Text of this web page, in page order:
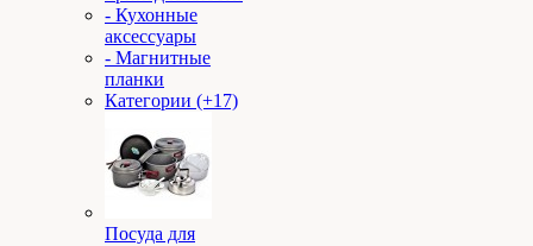
- Кухонные
аксессуары
- Магнитные
планки
Категории (+17)
Посуда для